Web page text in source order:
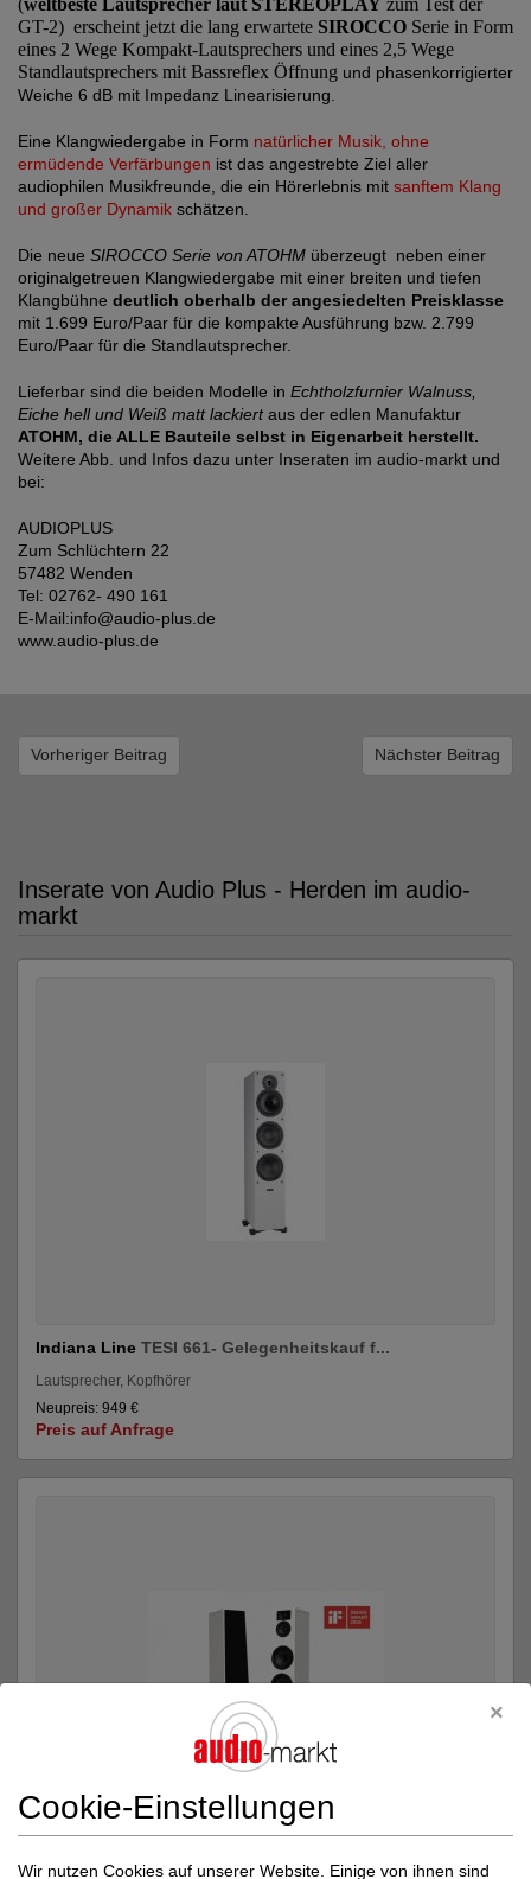
(weltbeste Lautsprecher laut STEREOPLAY zum Test der
GT-2) erscheint jetzt die lang erwartete SIROCCO Serie in Form
eines 2 Wege Kompakt-Lautsprechers und eines 2,5 Wege
Standlautsprechers mit Bassreflex Öffnung und phasenkorrigierter
Weiche 6 dB mit Impedanz Linearisierung.
Eine Klangwiedergabe in Form natürlicher Musik, ohne
ermüdende Verfärbungen ist das angestrebte Ziel aller
audiophilen Musikfreunde, die ein Hörerlebnis mit sanftem Klang
und großer Dynamik schätzen.
Die neue SIROCCO Serie von ATOHM überzeugt neben einer
originalgetreuen Klangwiedergabe mit einer breiten und tiefen
Klangbühne deutlich oberhalb der angesiedelten Preisklasse
mit 1.699 Euro/Paar für die kompakte Ausführung bzw. 2.799
Euro/Paar für die Standlautsprecher.
Lieferbar sind die beiden Modelle in Echtholzfurnier Walnuss,
Eiche hell und Weiß matt lackiertaus der edlen Manufaktur
ATOHM, die ALLE Bauteile selbst in Eigenarbeit herstellt.
Weitere Abb. und Infos dazu unter Inseraten im audio-markt und
bei:
AUDIOPLUS
Zum Schlüchtern 22
57482 Wenden
Tel: 02762- 490 161
E-Mail:info@audio-plus.de
www.audio-plus.de
Vorheriger Beitrag Nächster Beitrag
Inserate von Audio Plus - Herden im audio-
markt
Indiana Line TESI 661- Gelegenheitskauf f...
Lautsprecher, Kopfhörer
Neupreis: 949 €
Preis auf Anfrage
Indiana LineLIRA 6 - Neuer Stern am Himm...
Cookie-Einstellungen
Wir nutzen Cookies auf unserer Website. Einige von ihnen sind